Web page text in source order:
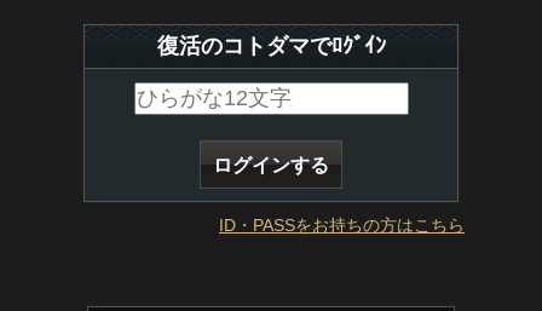
復活のコトダマでﾛｸﾞｲﾝ
ID・PASSをお持ちの方はこちら